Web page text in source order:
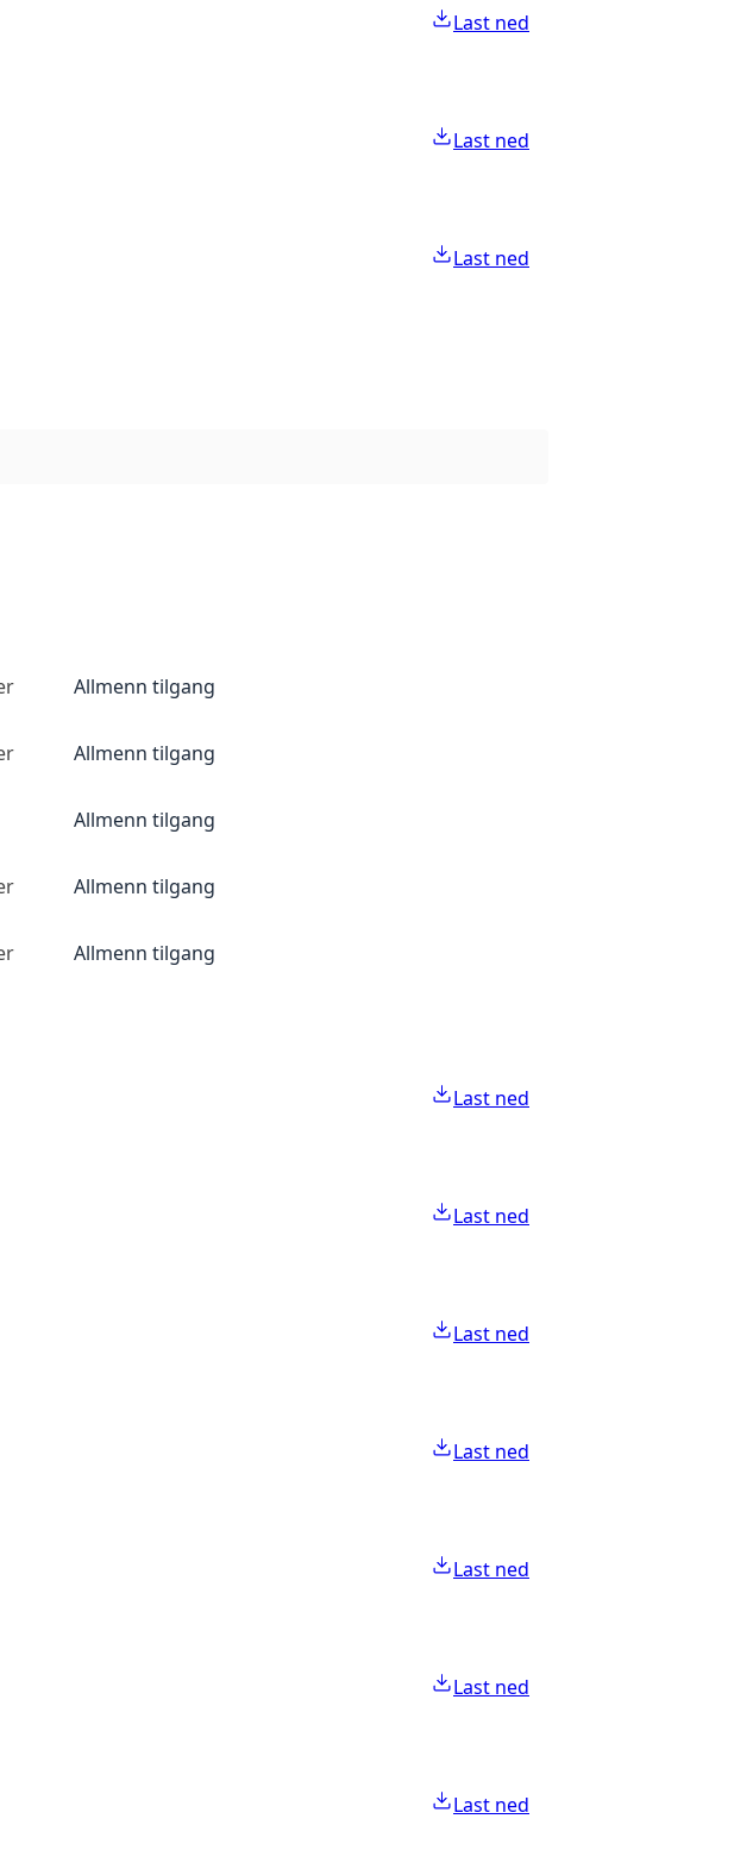
Last ned
Last ned
Last ned
Allmenn tilgang
Allmenn tilgang
Allmenn tilgang
Allmenn tilgang
Allmenn tilgang
Last ned
Last ned
Last ned
Last ned
Last ned
Last ned
Last ned